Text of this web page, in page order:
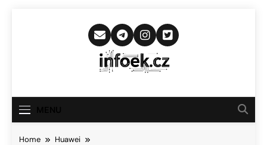
Infoek.cz
Novinkám
Home
Huawei